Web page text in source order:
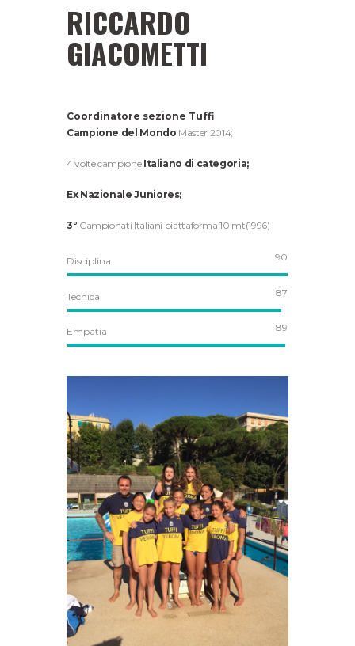
RICCARDO
GIACOMETTI
Coordinatore sezione Tuffi
Campione del Mondo Master 2014;
4 volte campioneItaliano di categoria;
Ex Nazionale Juniores;
3° Campionati Italiani piattaforma 10 mt(1996)
Disciplina 90
Tecnica 87
Empatia 89